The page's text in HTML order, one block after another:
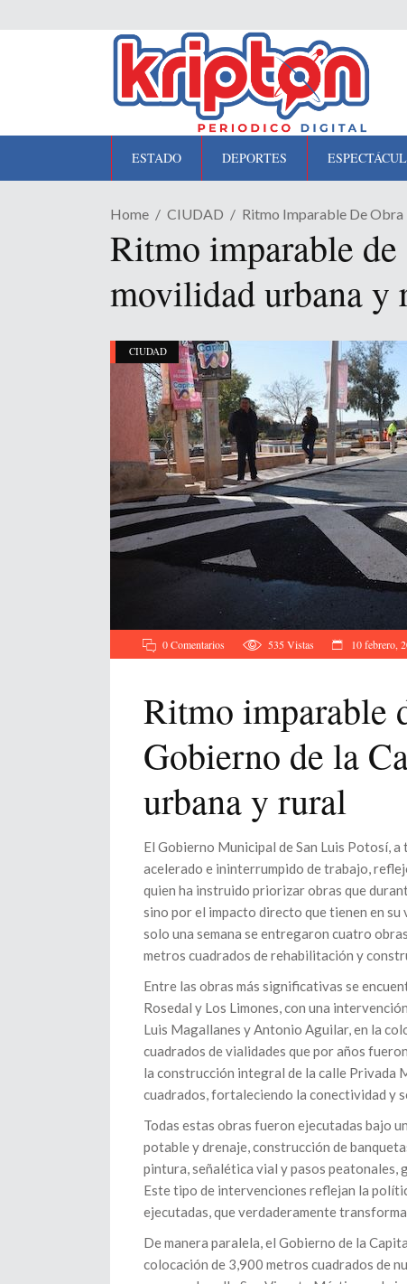
ESTADO DEPORTES
Home CIUDAD Ritmo Imparable De
Ritmo imparable
movilidad urbana y
CIUDAD
0 Comentarios 535Vistas 10 febrero,
Ritmo imparable
Gobierno de la
urbana y rural
El Gobierno Municipal de San Luis Potosí,
acelerado e ininterrumpido de trabajo,
quien ha instruido priorizar obras que
sino por el impacto directo que tienen en
solo una semana se entregaron cuatro
metros cuadrados de rehabilitación y
Entre las obras más significativas se
Rosedal y Los Limones, con una
Luis Magallanes y Antonio Aguilar, en la
cuadrados de vialidades que por años
la construcción integral de la calle Privada
cuadrados, fortaleciendo la conectividad y
Todas estas obras fueron ejecutadas bajo
potable y drenaje, construcción de
pintura, señalética vial y pasos peatonales,
Este tipo de intervenciones reflejan la
ejecutadas, que verdaderamente
De manera paralela, el Gobierno de la
colocación de 3,900 metros cuadrados de